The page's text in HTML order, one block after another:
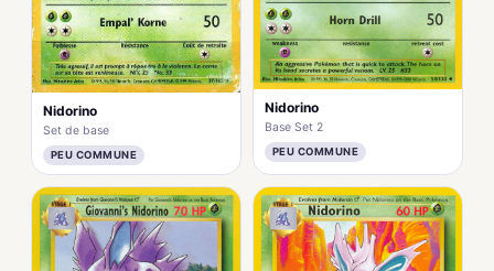
Nidorino
Set de base
PEU COMMUNE
Nidorino
Base Set 2
PEU COMMUNE